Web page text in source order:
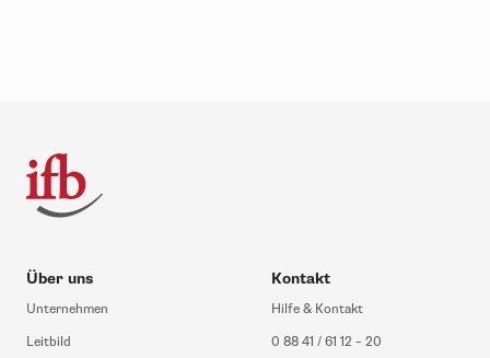
Über uns
Unternehmen
Leitbild
Kontakt
Hilfe & Kontakt
0 88 41 / 61 12 – 20